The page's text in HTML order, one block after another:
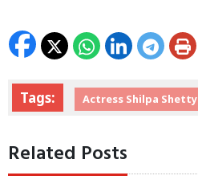
Tags: Actress Shilpa Shetty
Related Posts